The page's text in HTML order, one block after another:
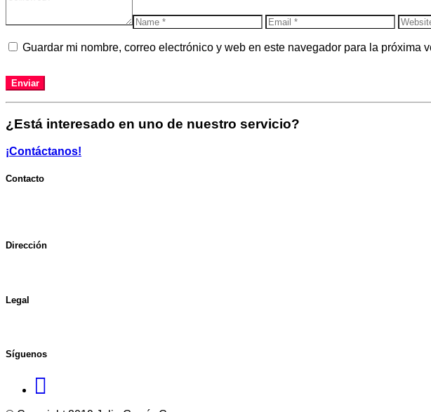
Guardar mi nombre, correo electrónico y web en este navegador para la próxima
¿Está interesado en uno de nuestro servicio?
¡Contáctanos!
Contacto
Dirección
Legal
Síguenos